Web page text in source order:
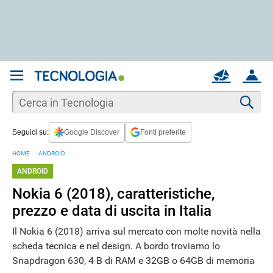
ACCOUNT
MAIL
Seguici su: Google Discover Fonti preferite
HOME ANDROID
ANDROID
Nokia 6 (2018), caratteristiche,
prezzo e data di uscita in Italia
Il Nokia 6 (2018) arriva sul mercato con molte novità nella
scheda tecnica e nel design. A bordo troviamo lo
Snapdragon 630, 4 B di RAM e 32GB o 64GB di memoria